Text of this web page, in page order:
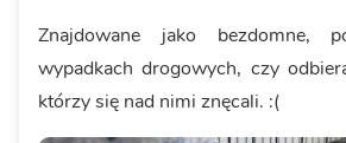
Znajdowane jako bezdomne,
wypadkach drogowych, czy
którzy się nad nimi znęcali. :(